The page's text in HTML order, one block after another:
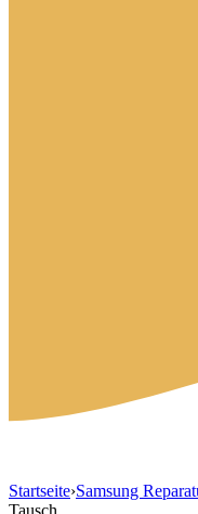
Startseite›Samsung
Tausch